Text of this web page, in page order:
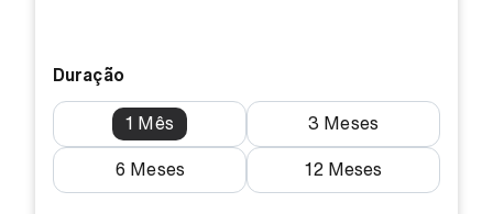
Duração
1 Mês 3 Meses
6 Meses 12 Meses